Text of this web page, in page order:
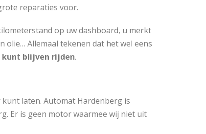
reparaties voor.
op uw dashboard, u merkt
Allemaal tekenen dat het wel eens
blijven rijden.
laten. Automat Hardenberg is
Er is geen motor waarmee wij niet uit